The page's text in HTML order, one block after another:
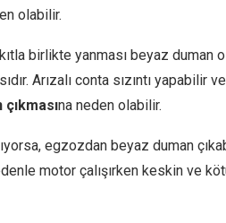
olabilir.
birlikte yanması beyaz duman
Arızalı conta sızıntı yapabilir
na neden olabilir.
egzozdan beyaz duman
motor çalışırken keskin ve